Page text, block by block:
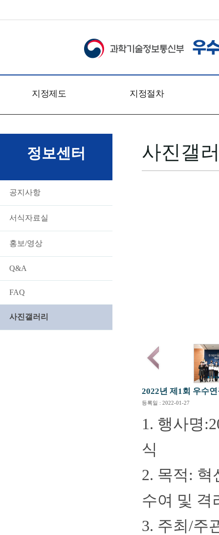
지정제도
개요
문의처
찾아오시는 길
지정절차
신청접수
심사절차
심사방법
정보센터
공지사항
서식자료실
홍보/영상
Q&A
FAQ
사진갤러리
사진갤
2022년 제1회 우수
등록일 : 2022-01-27
1. 행사명
식
2. 목적:
수여 및 격
3. 주최/주